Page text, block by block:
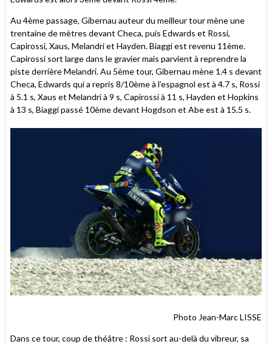
Au 4ème passage, Gibernau auteur du meilleur tour mène une
trentaine de mètres devant Checa, puis Edwards et Rossi,
Capirossi, Xaus, Melandri et Hayden. Biaggi est revenu 11ème.
Capirossi sort large dans le gravier mais parvient à reprendre la
piste derrière Melandri. Au 5ème tour, Gibernau mène 1.4 s devant
Checa, Edwards qui a repris 8/10ème à l’espagnol est à 4.7 s, Rossi
à 5.1 s, Xaus et Melandri à 9 s, Capirossi à 11 s, Hayden et Hopkins
à 13 s, Biaggi passé 10ème devant Hogdson et Abe est à 15.5 s.
Photo Jean-Marc LISSE
Dans ce tour, coup de théâtre : Rossi sort au-delà du vibreur, sa